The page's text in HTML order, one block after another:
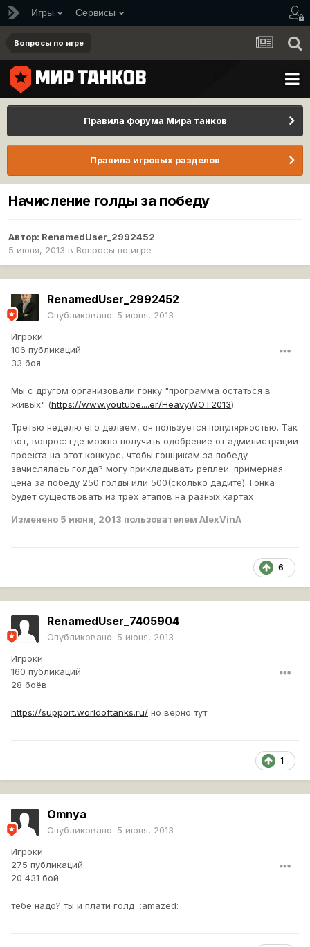
Игры Сервисы
Вопросы по игре
Правила форума Мира танков
Правила игровых разделов
Начисление голды за победу
Автор: RenamedUser_2992452
5 июня, 2013 в Вопросы по игре
RenamedUser_2992452
Опубликовано: 5 июня, 2013
Игроки
106 публикаций
33 боя
Мы с другом организовали гонку "программа остаться в
живых" (https://www.youtube....er/HeavyWOT2013)
Третью неделю его делаем, он пользуется популярностью. Так
вот, вопрос: где можно получить одобрение от администрации
проекта на этот конкурс, чтобы гонщикам за победу
зачислялась голда? могу прикладывать реплеи. примерная
цена за победу 250 голды или 500(сколько дадите). Гонка
будет существовать из трёх этапов на разных картах
Изменено 5 июня, 2013 пользователем AlexVinA
6
RenamedUser_7405904
Опубликовано: 5 июня, 2013
Игроки
160 публикаций
28 боёв
https://support.worldoftanks.ru/ но верно тут
1
Omnya
Опубликовано: 5 июня, 2013
Игроки
275 публикаций
20 431 бой
тебе надо? ты и плати голд :amazed: